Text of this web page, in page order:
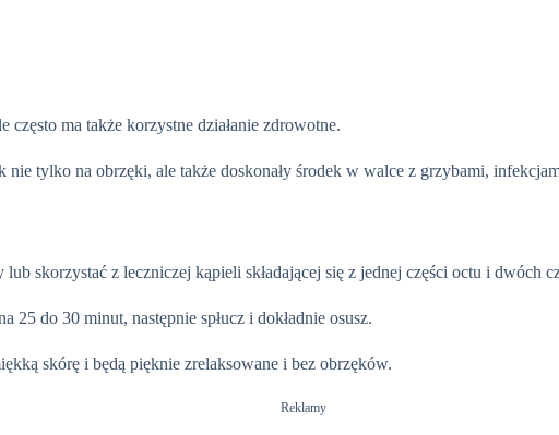
ma także korzystne działanie zdrowotne.
nie tylko na obrzęki, ale także doskonały środek w walce z grzybami,
skorzystać z leczniczej kąpieli składającej się z jednej części octu i dwóch
25 do 30 minut, następnie spłucz i dokładnie osusz.
skórę i będą pięknie zrelaksowane i bez obrzęków.
Reklamy